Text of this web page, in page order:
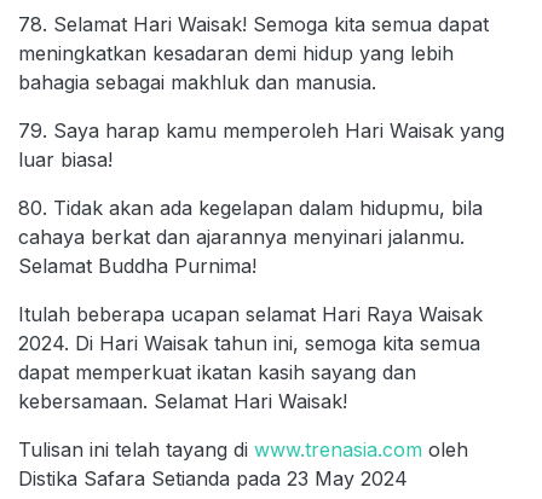
78. Selamat Hari Waisak! Semoga kita semua dapat
meningkatkan kesadaran demi hidup yang lebih
bahagia sebagai makhluk dan manusia.
79. Saya harap kamu memperoleh Hari Waisak yang
luar biasa!
80. Tidak akan ada kegelapan dalam hidupmu, bila
cahaya berkat dan ajarannya menyinari jalanmu.
Selamat Buddha Purnima!
Itulah beberapa ucapan selamat Hari Raya Waisak
2024. Di Hari Waisak tahun ini, semoga kita semua
dapat memperkuat ikatan kasih sayang dan
kebersamaan. Selamat Hari Waisak!
Tulisan ini telah tayang di www.trenasia.com oleh
Distika Safara Setianda pada 23 May 2024